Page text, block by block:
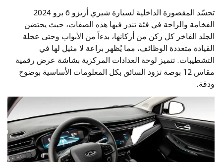
تجسّد المقصورة الداخلية لسيارة شيري أريزو 6 برو 2024
الفخامة والراحة في فئة تندر فيها هذه الصفات، حيث يحتضن
الجلد الفاخر كل ركن من أركانها، بدءاً من الأبواب وحتى عجلة
القيادة متعددة الوظائف، مما يُظهر براعة لا مثيل لها في
التشطيبات. تتميز لوحة العدادات المركزية بشاشة عرض رقمية
مقاس 12 بوصة تزود السائق بكل المعلومات الأساسية بوضوح
ودقة.